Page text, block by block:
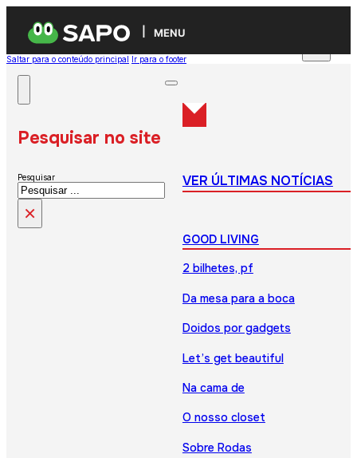
MENU
Saltar para o conteúdo principal Ir para o footer
Pesquisar no site
Pesquisar
×
VER ÚLTIMAS NOTÍCIAS
GOOD LIVING
2 bilhetes, pf
Da mesa para a boca
Doidos por gadgets
Let’s get beautiful
Na cama de
O nosso closet
Sobre Rodas